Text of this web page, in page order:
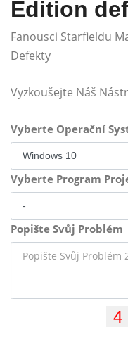
Edition
Fanousci Starfieldu
Defekty
Vyzkoušejte Náš
Vyberte Operační
Vyberte Program
Popište Svůj Problém